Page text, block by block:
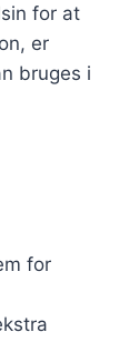
for at
er
bruges i
for